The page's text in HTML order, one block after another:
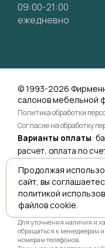
09:00-21:00
ежедневно
© 1993-2026
салонов мебельной
Политика обработки
Согласие на обработку
Варианты оплаты:
расчет, оплата по
Приведенная на сайте
Для уточнения наличия и
обращаться к менеджерам
номерам телефонов.
Продолжая
сайт, вы
политикой
файлов cookie.